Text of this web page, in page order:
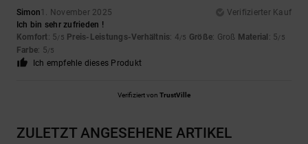
Simon1. November 2025
Verifizierter Kauf
Ich bin sehr zufrieden !
Komfort: 5/5 Preis-Leistungs-Verhältnis: 4/5 Größe: Groß Material : 5/5
Farbe: 5/5
Ich empfehle dieses Produkt
Verifiziert von TrustVille
ZULETZT ANGESEHENE ARTIKEL